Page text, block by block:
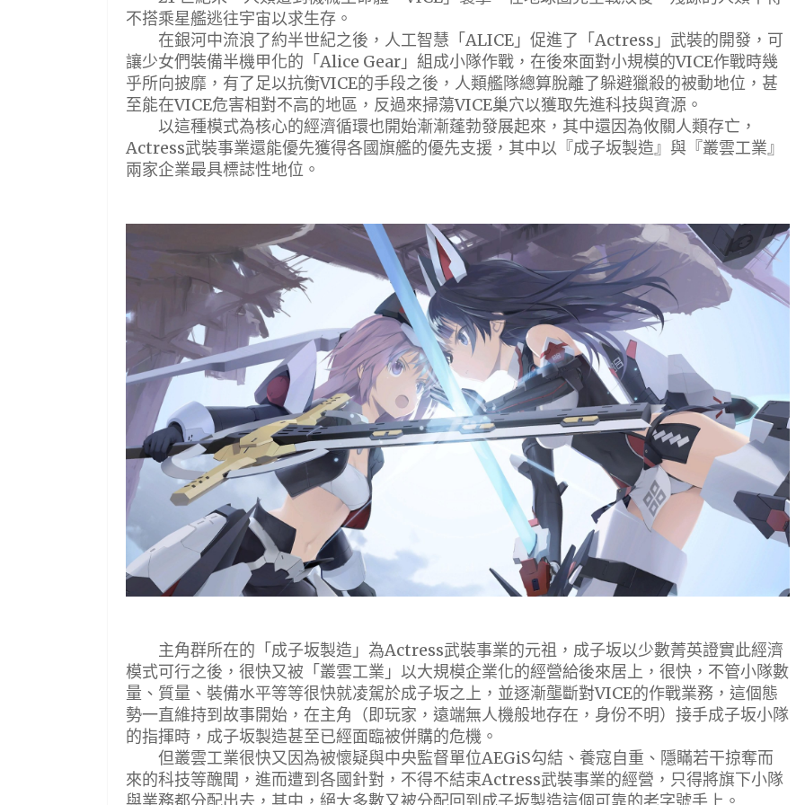
不搭乘星艦逃往宇宙以求生存。
在銀河中流浪了約半世紀之後，人工智慧「ALICE」促進了「Actress」武裝的開發，可
讓少女們裝備半機甲化的「Alice Gear」組成小隊作戰，在後來面對小規模的VICE作戰時幾
乎所向披靡，有了足以抗衡VICE的手段之後，人類艦隊總算脫離了躲避獵殺的被動地位，甚
至能在VICE危害相對不高的地區，反過來掃蕩VICE巢穴以獲取先進科技與資源。
以這種模式為核心的經濟循環也開始漸漸蓬勃發展起來，其中還因為攸關人類存亡，
Actress武裝事業還能優先獲得各國旗艦的優先支援，其中以『成子坂製造』與『叢雲工業』
兩家企業最具標誌性地位。
主角群所在的「成子坂製造」為Actress武裝事業的元祖，成子坂以少數菁英證實此經濟
模式可行之後，很快又被「叢雲工業」以大規模企業化的經營給後來居上，很快，不管小隊數
量、質量、裝備水平等等很快就凌駕於成子坂之上，並逐漸壟斷對VICE的作戰業務，這個態
勢一直維持到故事開始，在主角（即玩家，遠端無人機般地存在，身份不明）接手成子坂小隊
的指揮時，成子坂製造甚至已經面臨被併購的危機。
但叢雲工業很快又因為被懷疑與中央監督單位AEGiS勾結、養寇自重、隱瞞若干掠奪而
來的科技等醜聞，進而遭到各國針對，不得不結束Actress武裝事業的經營，只得將旗下小隊